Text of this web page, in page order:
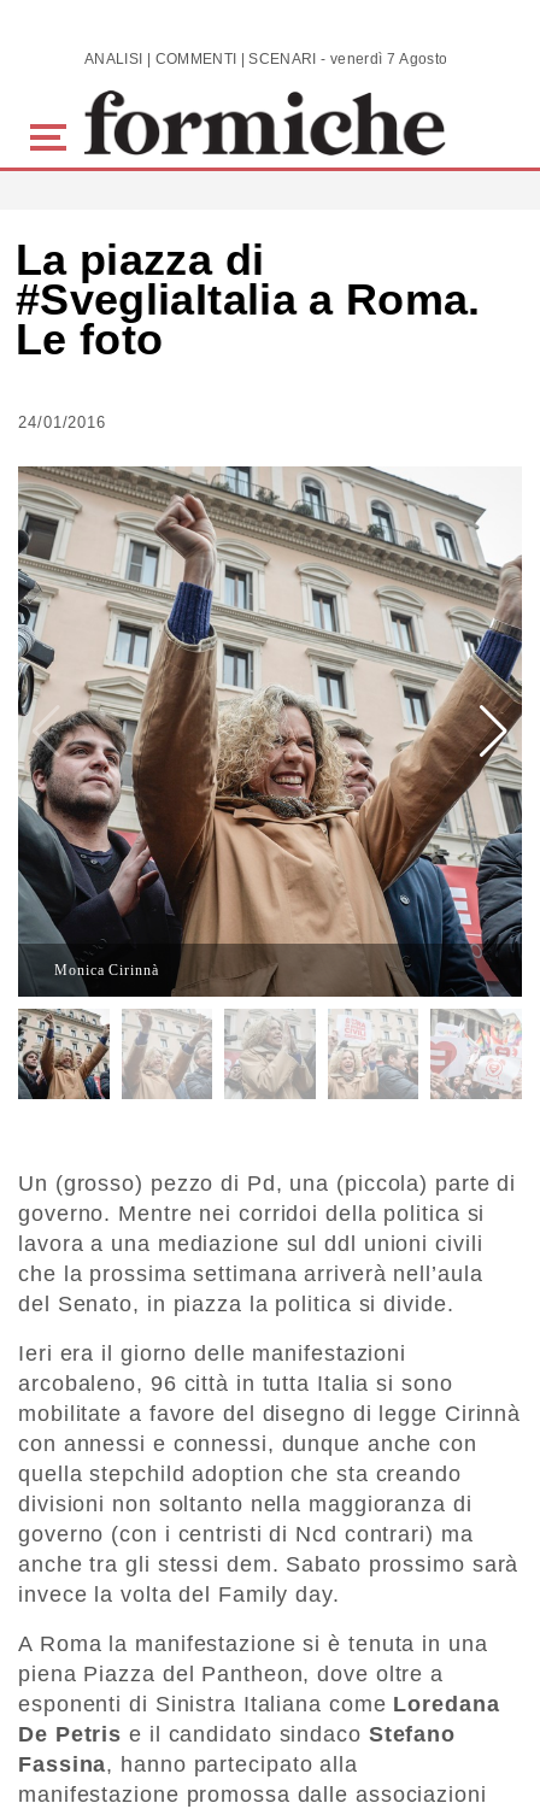
Skip to main content ANALISI | COMMENTI | SCENARI - venerdì 7 Agosto 2026
La piazza di
#SvegliaItalia a Roma.
Le foto
24/01/2016
Monica Cirinnà
Un (grosso) pezzo di Pd, una (piccola) parte di
governo. Mentre nei corridoi della politica si
lavora a una mediazione sul ddl unioni civili
che la prossima settimana arriverà nell’aula
del Senato, in piazza la politica si divide.
Ieri era il giorno delle manifestazioni
arcobaleno, 96 città in tutta Italia si sono
mobilitate a favore del disegno di legge Cirinnà
con annessi e connessi, dunque anche con
quella stepchild adoption che sta creando
divisioni non soltanto nella maggioranza di
governo (con i centristi di Ncd contrari) ma
anche tra gli stessi dem. Sabato prossimo sarà
invece la volta del Family day.
A Roma la manifestazione si è tenuta in una
piena Piazza del Pantheon, dove oltre a
esponenti di Sinistra Italiana come Loredana
De Petris e il candidato sindaco Stefano
Fassina, hanno partecipato alla
manifestazione promossa dalle associazioni